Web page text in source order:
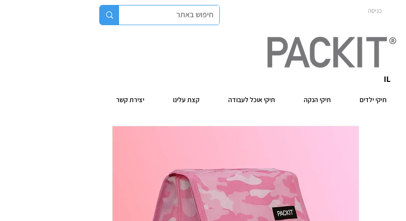
כניסה
IL
תיקי ילדים תיקי הנקה תיקי אוכל לעבודה קצת עלינו יצירת קשר